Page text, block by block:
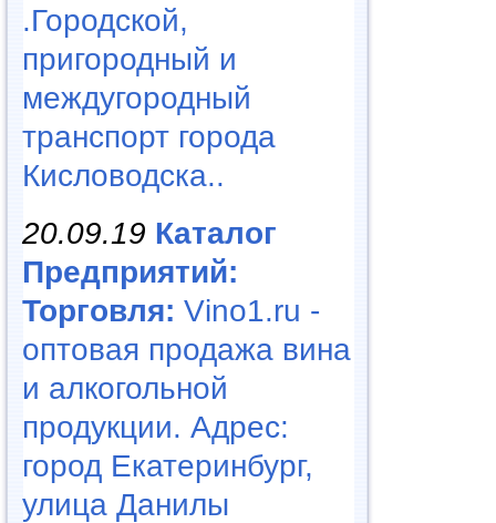
.Городской,
пригородный и
междугородный
транспорт города
Кисловодска..
20.09.19 Каталог
Предприятий:
Торговля: Vino1.ru -
оптовая продажа вина
и алкогольной
продукции. Адрес:
город Екатеринбург,
улица Данилы